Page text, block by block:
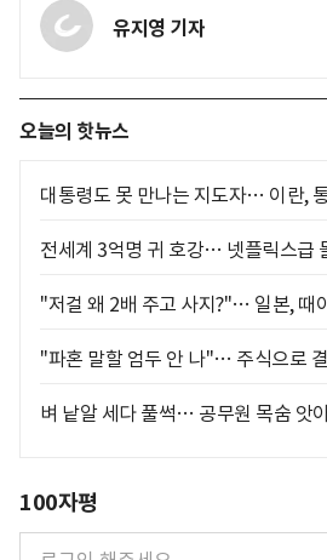
유지영 기자
오늘의 핫뉴스
대통령도 못 만나는 지도자… 이란,
전세계 3억명 귀 호강… 넷플릭스급
"저걸 왜 2배 주고 사지?"… 일본, 때
"파혼 말할 엄두 안 나"… 주식으로
벼 낱알 세다 풀썩… 공무원 목숨 앗
100자평